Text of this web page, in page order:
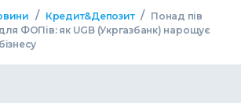
/ Кредит&Депозит / Понад пів
ФОПів: як UGB (Укргазбанк) нарощує